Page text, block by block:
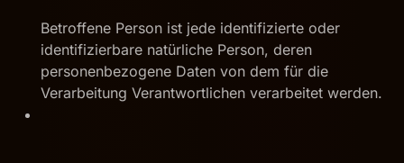
Betroffene Person ist jede identifizierte oder
identifizierbare natürliche Person, deren
personenbezogene Daten von dem für die
Verarbeitung Verantwortlichen verarbeitet werden.